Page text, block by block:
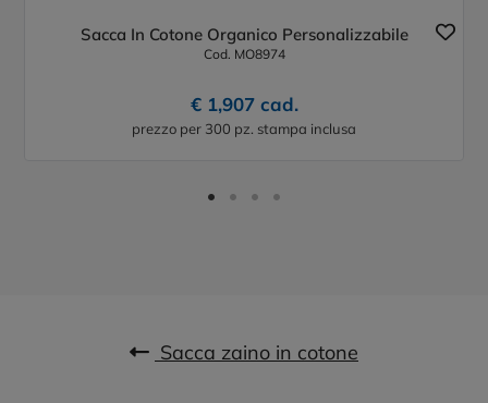
Sacca In Cotone Organico Personalizzabile
Cod. MO8974
€ 1,907 cad.
prezzo per 300 pz. stampa inclusa
Sacca zaino in cotone